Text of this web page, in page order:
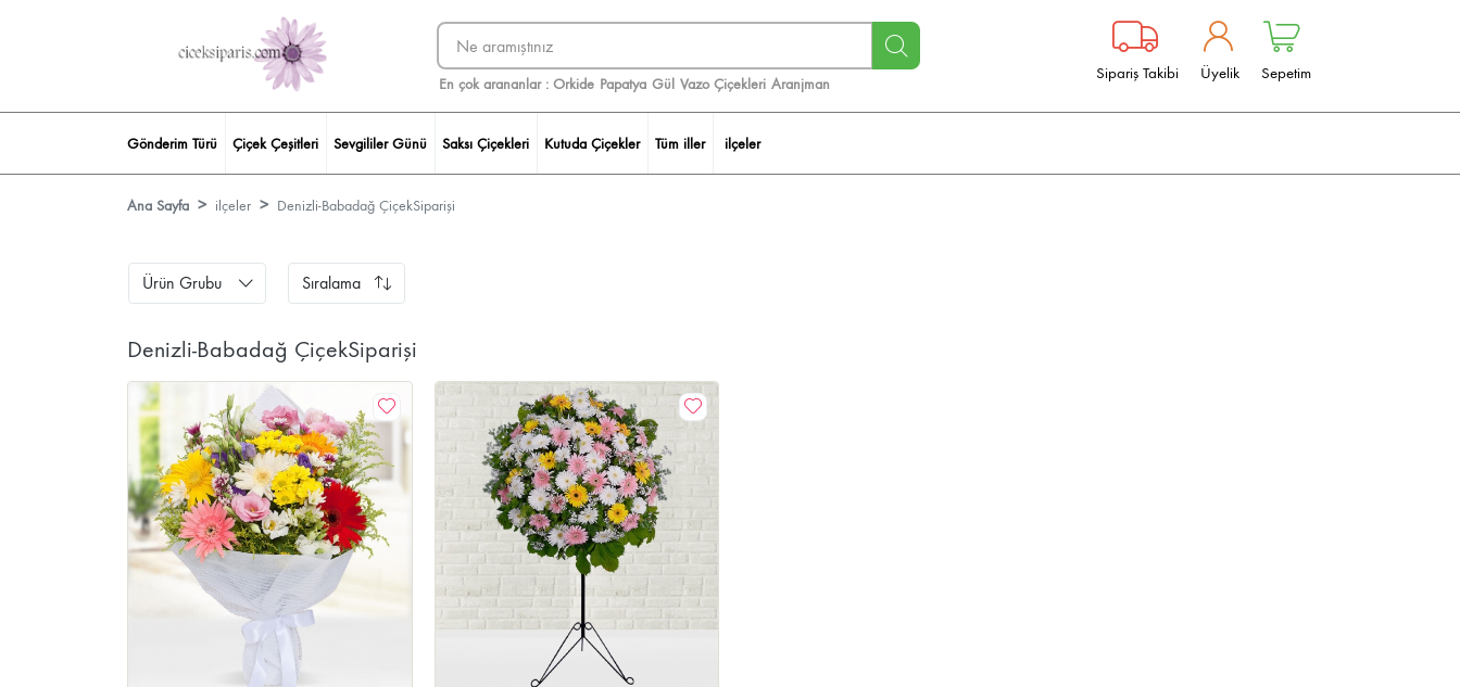
En çok arananlar : Orkide Papatya Gül Vazo Çiçekleri Aranjman
Sipariş Takibi Üyelik Sepetim
Gönderim Türü Çiçek Çeşitleri Sevgililer Günü Saksı Çiçekleri Kutuda Çiçekler Tüm iller ilçeler
Ana Sayfa ilçeler Denizli-Babadağ ÇiçekSiparişi
Ürün Grubu Sıralama
Denizli-Babadağ ÇiçekSiparişi